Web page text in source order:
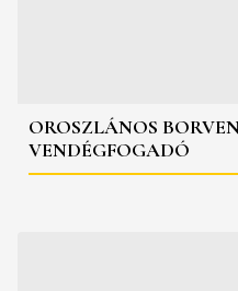
OROSZLÁNOS
VENDÉGFOGADÓ